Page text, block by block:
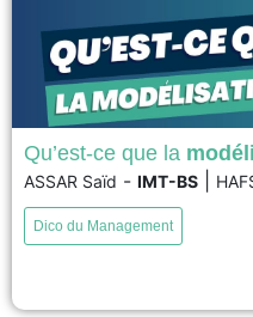
Le système d’information d’une
des contraintes fortes pour évoluer
technologiques, réglementaires,
les...
Qu’est-ce que la
ASSAR Saïd - IMT-BS
Dico du Management